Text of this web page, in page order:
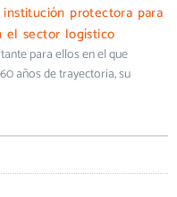
protectora para
el sector logístico
para ellos en el que
años de trayectoria, su